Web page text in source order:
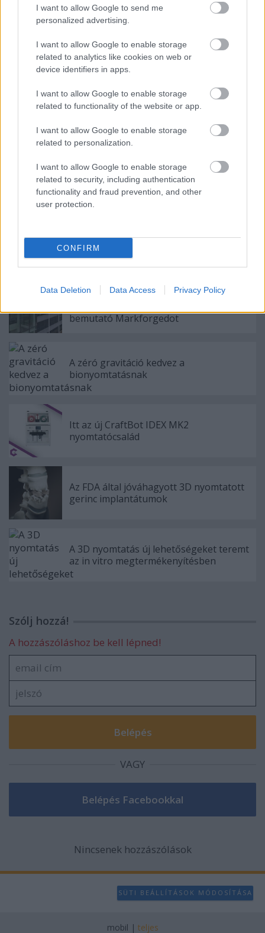
I want to allow Google to send me
personalized advertising.
I want to allow Google to enable storage
related to analytics like cookies on web or
device identifiers in apps.
I want to allow Google to enable storage
related to functionality of the website or app.
I want to allow Google to enable storage
related to personalization.
I want to allow Google to enable storage
related to security, including authentication
functionality and fraud prevention, and other
user protection.
CONFIRM
Data Deletion Data Access Privacy Policy
Ez azt is jelenti, hogy specializált 3DP irodák és
megrendelésre készülő részekre és az ellátási lánc
rendszereinek integrálására 7,55 milliárd dollárt
költenek 2021-ig.
„Annak ellenére, hogy szinte naponta számíthatunk
izgalmas újításokra, a 3DP-ben lévő potenciálnak még
csak a felszínét kapirgáljuk”
– jelentette ki Tim Greene
kutatásigazgató (IDC).
Címkék:trendek jövő
Ajánlott bejegyzések:
A Nano Dimension felvásárolja az első
bemutató Markforgedot
A zéró gravitáció kedvez a
bionyomtatásnak
Itt az új CraftBot IDEX MK2
nyomtatócsalád
Az FDA által jóváhagyott 3D nyomtatott
gerinc implantátumok
A 3D nyomtatás új lehetőségeket teremt
az in vitro megtermékenyítésben
Szólj hozzá!
A hozzászóláshoz be kell lépned!
VAGY
Nincsenek hozzászólások
SÜTI BEÁLLÍTÁSOK MÓDOSÍTÁSA
mobil | teljes